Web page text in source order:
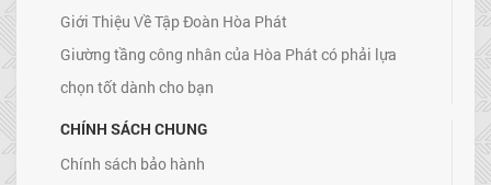
Giới Thiệu Về Tập Đoàn Hòa Phát
Giường tầng công nhân của Hòa Phát có phải lựa
chọn tốt dành cho bạn
CHÍNH SÁCH CHUNG
Chính sách bảo hành